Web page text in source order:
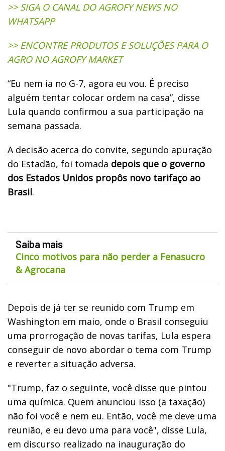
>> SIGA O CANAL DO AGROFY NEWS NO
WHATSAPP
>> ENCONTRE PRODUTOS E SOLUÇÕES PARA O
AGRO NO AGROFY MARKET
“Eu nem ia no G-7, agora eu vou. É preciso
alguém tentar colocar ordem na casa”, disse
Lula quando confirmou a sua participação na
semana passada.
A decisão acerca do convite, segundo apuração
do Estadão, foi tomada depois que o governo
dos Estados Unidos propôs novo tarifaço ao
Brasil.
Saiba mais
Cinco motivos para não perder a Fenasucro
& Agrocana
Depois de já ter se reunido com Trump em
Washington em maio, onde o Brasil conseguiu
uma prorrogação de novas tarifas, Lula espera
conseguir de novo abordar o tema com Trump
e reverter a situação adversa.
"Trump, faz o seguinte, você disse que pintou
uma química. Quem anunciou isso (a taxação)
não foi você e nem eu. Então, você me deve uma
reunião, e eu devo uma para você", disse Lula,
em discurso realizado na inauguração do